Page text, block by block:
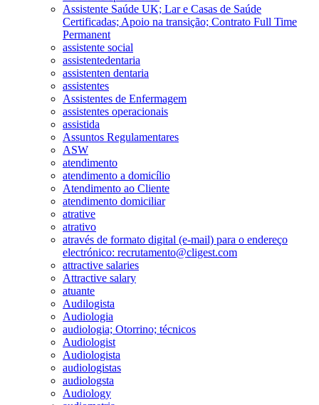
Assistente Saúde UK; Lar e Casas de Saúde
Certificadas; Apoio na transição; Contrato Full Time
Permanent
assistente social
assistentedentaria
assistenten dentaria
assistentes
Assistentes de Enfermagem
assistentes operacionais
assistida
Assuntos Regulamentares
ASW
atendimento
atendimento a domicílio
Atendimento ao Cliente
atendimento domiciliar
atrative
atrativo
através de formato digital (e-mail) para o endereço
electrónico: recrutamento@cligest.com
attractive salaries
Attractive salary
atuante
Audilogista
Audiologia
audiologia; Otorrino; técnicos
Audiologist
Audiologista
audiologistas
audiologsta
Audiology